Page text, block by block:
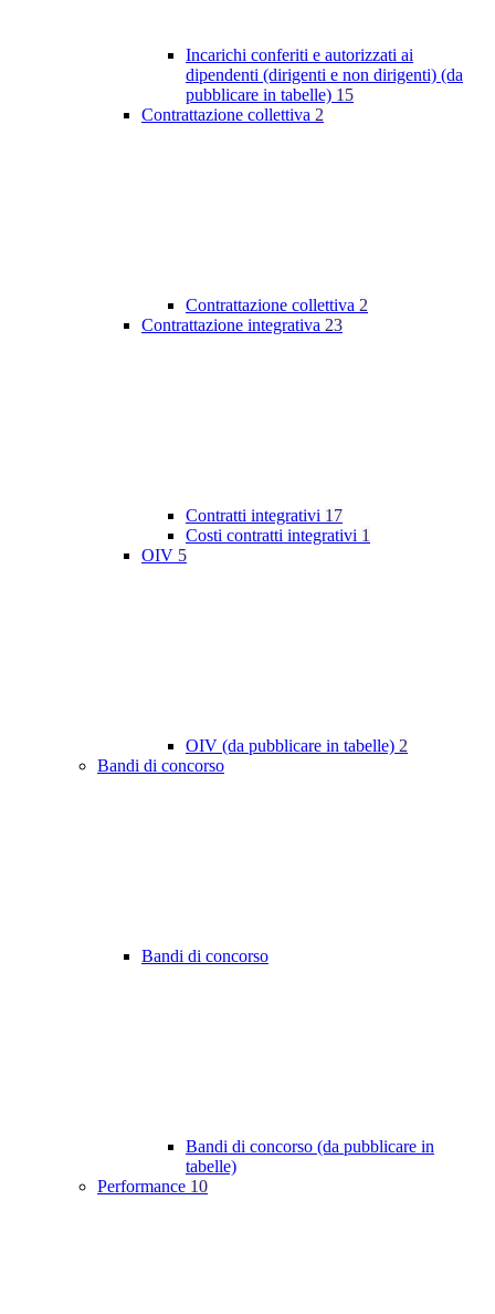
Incarichi conferiti e autorizzati ai
dipendenti (dirigenti e non dirigenti) (da
pubblicare in tabelle) 15
Contrattazione collettiva 2
Contrattazione collettiva 2
Contrattazione integrativa 23
Contratti integrativi 17
Costi contratti integrativi 1
OIV 5
OIV (da pubblicare in tabelle) 2
Bandi di concorso
Bandi di concorso
Bandi di concorso (da pubblicare in
tabelle)
Performance 10